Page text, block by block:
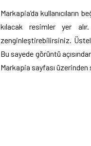
Markapia’da kullanıcıların
kılacak resimler yer
zenginleştirebilirsiniz.
Bu sayede görüntü
Markapia sayfası